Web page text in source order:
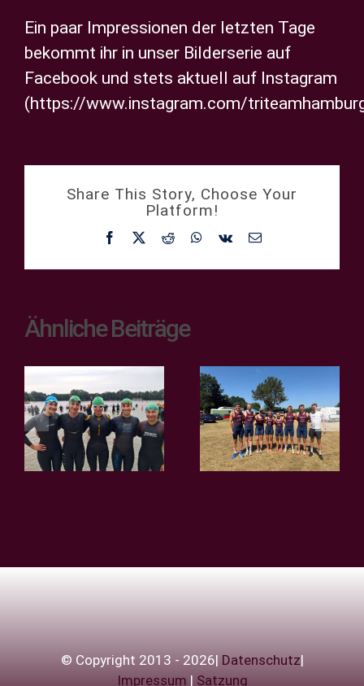
Ein paar Impressionen der letzten Tage
bekommt ihr in unser Bilderserie auf
Facebook und stets aktuell auf Instagram
(https://www.instagram.com/
Share This Story, Choose Your
Platform!
Facebook
X RedditWhatsApp
Vk
E-
Ähnliche Beiträge
2. Bundesliga
– Bergfest in
Verl!
Teamsprint
der
Regionalliga
in Rostock
© Copyright 2013 - 2026| Datenschutz|
Impressum | Satzung